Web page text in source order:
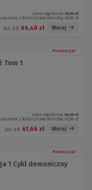
Cena regularna: 69,90 zł
cena z 30 dni przed obniżką:69,90 zł
Już od: 66,40 zł Więcej
Promocja!
Tom 1
Cena regularna: 64,90 zł
cena z 30 dni przed obniżką:61,66 zł
Już od: 61,66 zł Więcej
Promocja!
1 Cykl demoniczny